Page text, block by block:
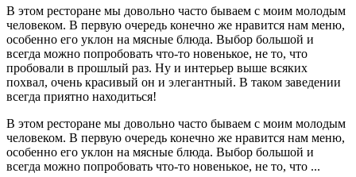
В этом ресторане мы довольно часто бываем с моим молодым
человеком. В первую очередь конечно же нравится нам меню,
особенно его уклон на мясные блюда. Выбор большой и
всегда можно попробовать что-то новенькое, не то, что
пробовали в прошлый раз. Ну и интерьер выше всяких
похвал, очень красивый он и элегантный. В таком заведении
всегда приятно находиться!
В этом ресторане мы довольно часто бываем с моим молодым
человеком. В первую очередь конечно же нравится нам меню,
особенно его уклон на мясные блюда. Выбор большой и
всегда можно попробовать что-то новенькое, не то, что ...